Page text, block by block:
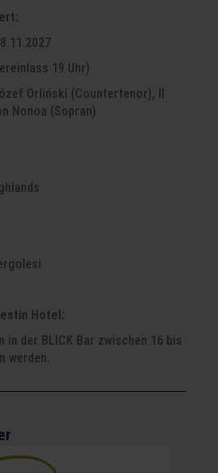
19 Uhr)
Orliński (Countertenor), Il
Nonoa (Sopran)
Hotel:
in der BLICK Bar zwischen 16 bis
werden.